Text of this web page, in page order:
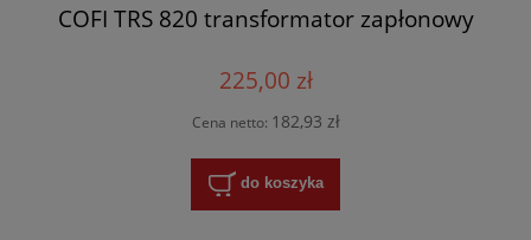
COFI TRS 820 transformator zapłonowy
225,00 zł
Cena netto: 182,93 zł
do koszyka